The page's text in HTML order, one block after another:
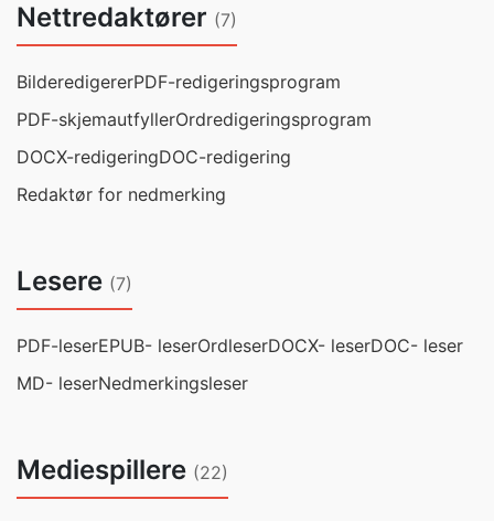
Nettredaktører (7)
BilderedigererPDF-redigeringsprogram
PDF-skjemautfyllerOrdredigeringsprogram
DOCX-redigeringDOC-redigering
Redaktør for nedmerking
Lesere (7)
PDF-leserEPUB- leserOrdleserDOCX- leserDOC- leser
MD- leserNedmerkingsleser
Mediespillere (22)